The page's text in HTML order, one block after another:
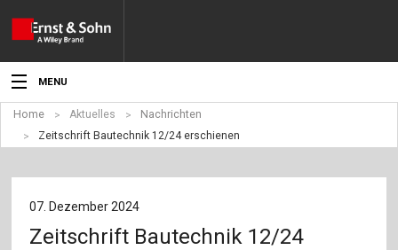
MENU
Aktuelles
Angebote
Fachgebiete
Home Aktuelles
Nachrichten
Zeitschrift Bautechnik 12/24 erschienen
07. Dezember 2024
Zeitschrift Bautechnik 12/24